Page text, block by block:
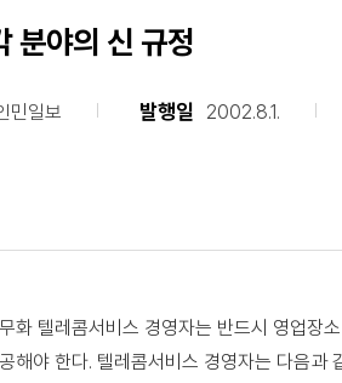
분야의 신 규정
민일보 발행일 2002.8.1.
화 텔레콤서비스 경영자는 반드시 영업장
해야 한다. 텔레콤서비스 경영자는 다음